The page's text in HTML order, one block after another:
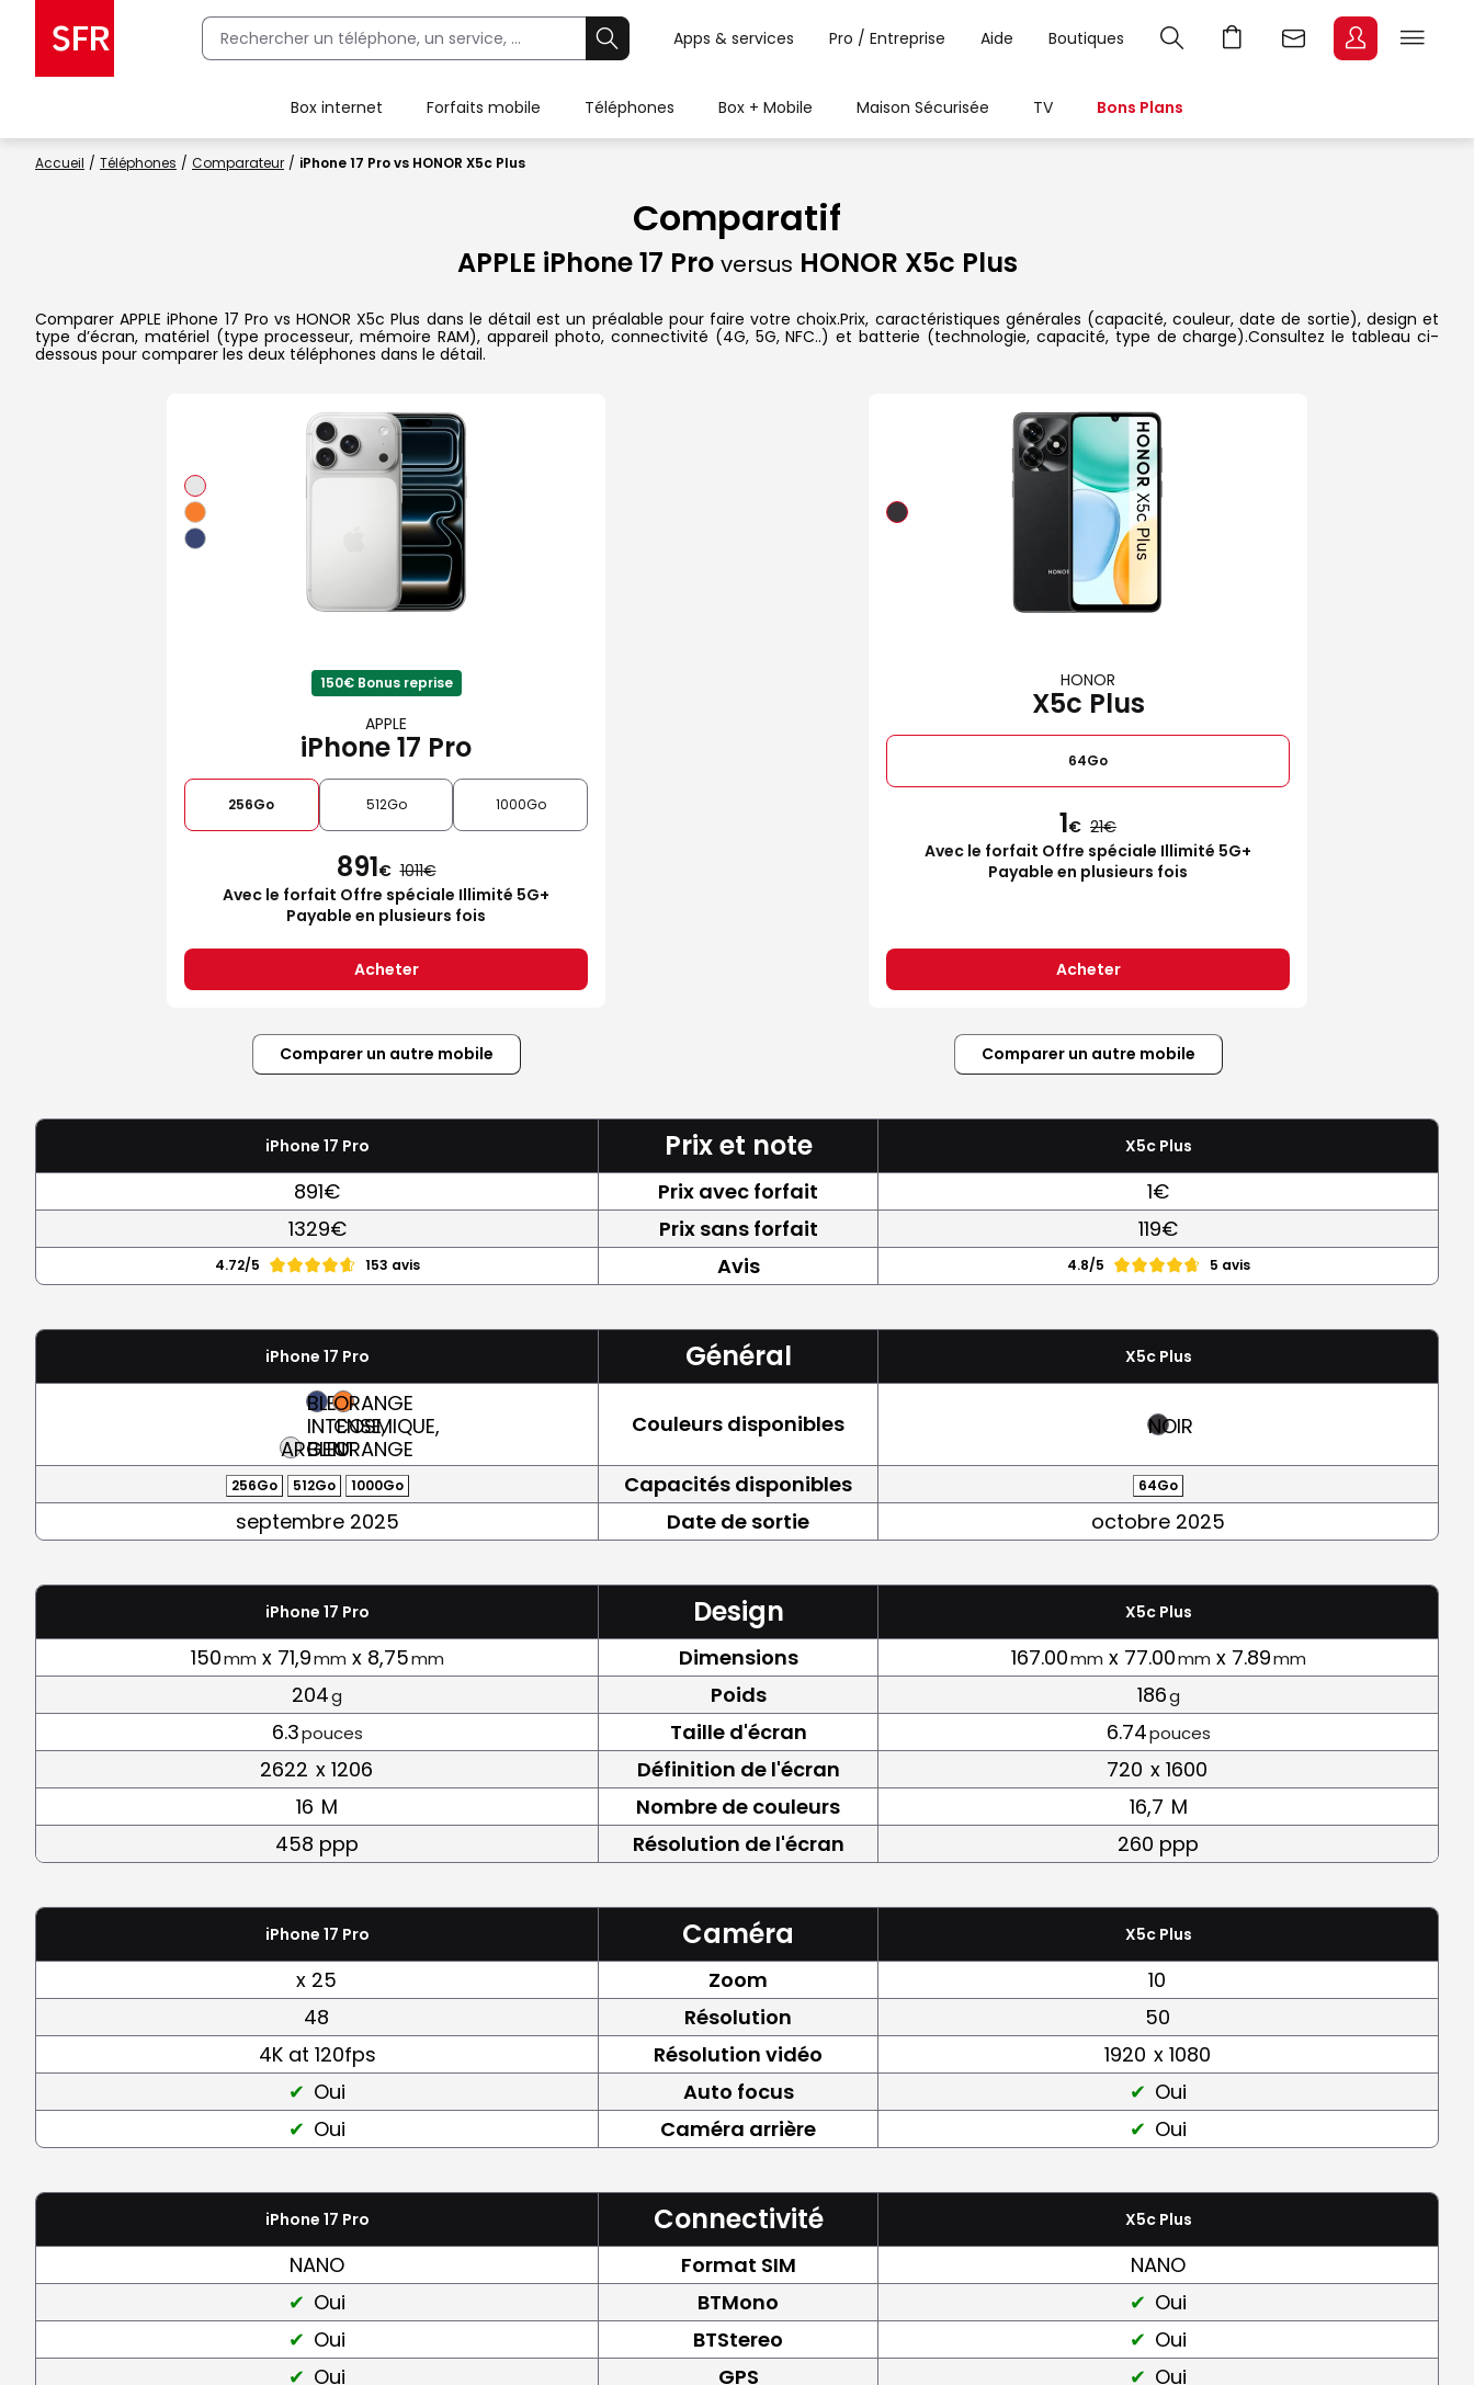
Apps & services Pro / Entreprise Aide Boutiques
Box internet Forfaits mobile Téléphones Box + Mobile Maison Sécurisée TV Bons Plans
Accueil Téléphones Comparateur iPhone 17 Pro vs HONOR X5c Plus
Comparatif
APPLE iPhone 17 Pro versus HONOR X5c Plus
Comparer APPLE iPhone 17 Pro vs HONOR X5c Plus dans le détail est un préalable pour faire votre choix.Prix, caractéristiques générales (capacité, couleur, date de sortie), design et
type d’écran, matériel (type processeur, mémoire RAM), appareil photo, connectivité (4G, 5G, NFC..) et batterie (technologie, capacité, type de charge).Consultez le tableau ci-
dessous pour comparer les deux téléphones dans le détail.
150€ Bonus reprise
APPLE
iPhone 17 Pro
256Go 512Go 1000Go
891€ 1011
Avec le forfait Offre spéciale Illimité 5G+
Payable en plusieurs fois
Acheter
HONOR
X5c Plus
64Go
1€ 21
Avec le forfait Offre spéciale Illimité 5G+
Payable en plusieurs fois
Acheter
Comparer un autre mobile Comparer un autre mobile
iPhone 17 Pro Prix et note X5c Plus
891€ Prix avec forfait
1€
1329€
Prix sans forfait 119€
4.72/5 153 avis Avis 4.8/5 5 avis
iPhone 17 Pro Général X5c Plus
ARGENT
BLEU
INTENSE,
BLEU
ORANGE
COSMIQUE,
ORANGE
Couleurs disponibles NOIR
256Go 512Go 1000Go Capacités disponibles 64Go
septembre 2025 Date de sortie octobre 2025
iPhone 17 Pro Design X5c Plus
150mm x 71,9mm x 8,75mm Dimensions 167.00mm x 77.00mm x 7.89mm
204g Poids 186g
6.3pouces Taille d'écran 6.74pouces
2622 x 1206 Définition de l'écran 720 x 1600
16 M Nombre de couleurs 16,7 M
458 ppp
Résolution de l'écran 260 ppp
iPhone 17 Pro Caméra X5c Plus
x 25 Zoom
10
48
Résolution
50
4K at 120fps
Résolution vidéo 1920 x 1080
Oui
Auto focus
Oui
Oui
Caméra arrière Oui
iPhone 17 Pro Connectivité X5c Plus
NANO Format SIM
NANO
Oui
BTMono
Oui
Oui
BTStereo
Oui
Oui
GPS
Oui